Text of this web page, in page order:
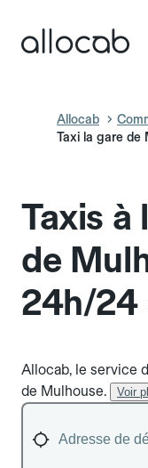
Allocab
Taxi la gare de
Taxis à
de
24h/
Allocab, le service
de Mulhouse.
Voir